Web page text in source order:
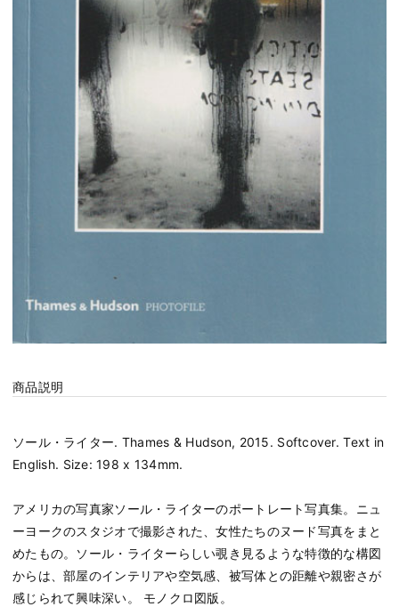
商品説明
ソール・ライター. Thames & Hudson, 2015. Softcover. Text in
English. Size: 198 x 134mm.
アメリカの写真家ソール・ライターのポートレート写真集。ニュ
ーヨークのスタジオで撮影された、女性たちのヌード写真をまと
めたもの。ソール・ライターらしい覗き見るような特徴的な構図
からは、部屋のインテリアや空気感、被写体との距離や親密さが
感じられて興味深い。 モノクロ図版。